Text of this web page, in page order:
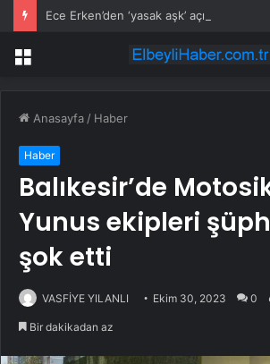
Menü
Anasayfa / Haber
Haber
Balıkesir’de
Yunus ekipleri
şok etti
VASFİYE YILANLI Ekim 30, 2023 0
Bir dakikadan az